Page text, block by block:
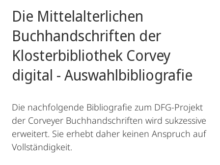
Die Mittelalterlichen
Buchhandschriften der
Klosterbibliothek Corvey
digital - Auswahlbibliografie
Die nachfolgende Bibliografie zum DFG-Projekt
der Corveyer Buchhandschriften wird sukzessive
erweitert. Sie erhebt daher keinen Anspruch auf
Vollständigkeit.